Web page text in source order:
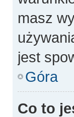
masz
jest
Góra
Co to